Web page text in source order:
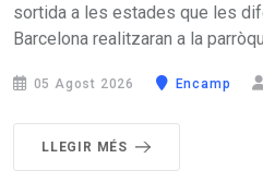
sortida a les estades que les
Barcelona realitzaran a la
05 Agost 2026 Encamp
LLEGIR MÉS